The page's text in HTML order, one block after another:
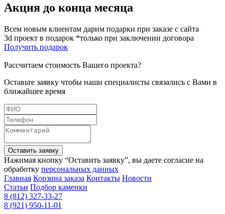
Акция до конца месяца
Всем новым клиентам дарим подарки при заказе с сайта
3d проект в подарок *только при заключении договора
Получить подарок
Рассчитаем стоимость Вашего проекта?
Оставьте заявку чтобы наши специалисты связались с Вами в
ближайшее время
Оставить заявку
Нажимая кнопку “Оставить заявку”, вы даете согласие на
обработку персональных данных
Главная Корзина заказа Контакты Новости
Статьи Подбор каменки
8 (812) 327-33-27
8 (921) 950-11-01